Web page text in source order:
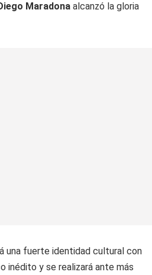
Maradona alcanzó la gloria
una fuerte identidad cultural con
inédito y se realizará ante más